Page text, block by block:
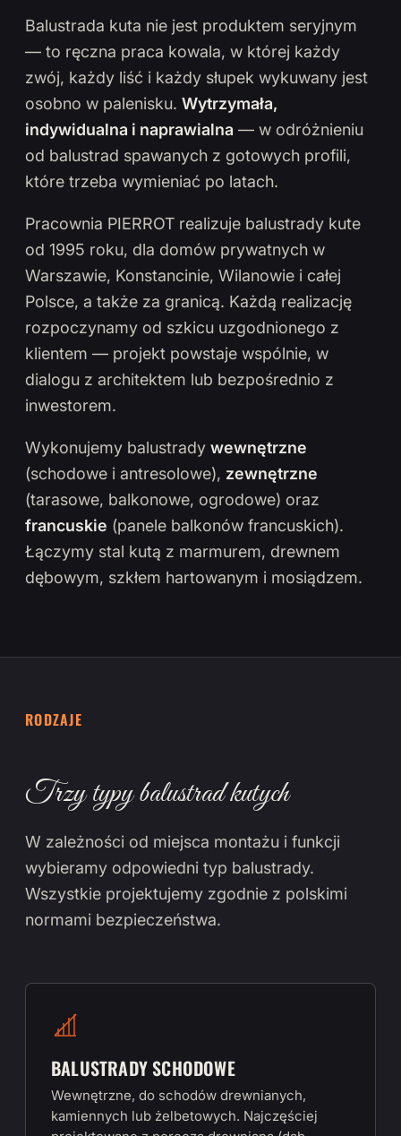
Balustrada kuta nie jest produktem seryjnym
— to ręczna praca kowala, w której każdy
zwój, każdy liść i każdy słupek wykuwany jest
osobno w palenisku. Wytrzymała,
indywidualna i naprawialna — w odróżnieniu
od balustrad spawanych z gotowych profili,
które trzeba wymieniać po latach.
Pracownia PIERROT realizuje balustrady kute
od 1995 roku, dla domów prywatnych w
Warszawie, Konstancinie, Wilanowie i całej
Polsce, a także za granicą. Każdą realizację
rozpoczynamy od szkicu uzgodnionego z
klientem — projekt powstaje wspólnie, w
dialogu z architektem lub bezpośrednio z
inwestorem.
Wykonujemy balustrady wewnętrzne
(schodowe i antresolowe), zewnętrzne
(tarasowe, balkonowe, ogrodowe) oraz
francuskie (panele balkonów francuskich).
Łączymy stal kutą z marmurem, drewnem
dębowym, szkłem hartowanym i mosiądzem.
RODZAJE
Trzy typy balustrad kutych
W zależności od miejsca montażu i funkcji
wybieramy odpowiedni typ balustrady.
Wszystkie projektujemy zgodnie z polskimi
normami bezpieczeństwa.
BALUSTRADY SCHODOWE
Wewnętrzne, do schodów drewnianych,
kamiennych lub żelbetowych. Najczęściej